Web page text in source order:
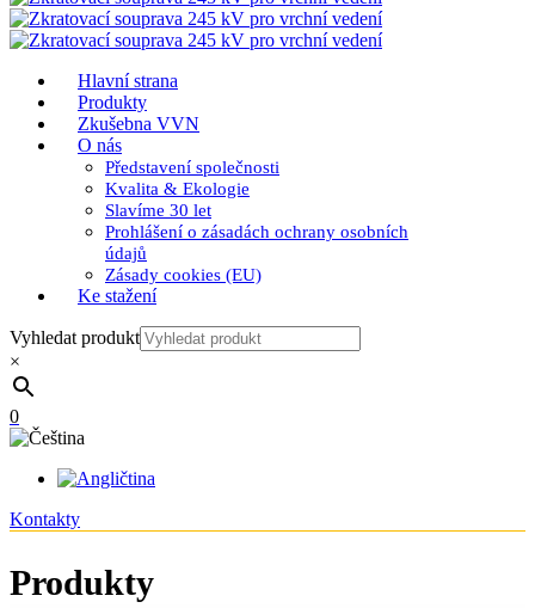
Hlavní strana
Produkty
Zkušebna VVN
O nás
Představení společnosti
Kvalita & Ekologie
Slavíme 30 let
Prohlášení o zásadách ochrany osobních
údajů
Zásady cookies (EU)
Ke stažení
Vyhledat produkt
×
0
Kontakty
Produkty